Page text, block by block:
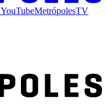
YouTubeMetrópolesTV